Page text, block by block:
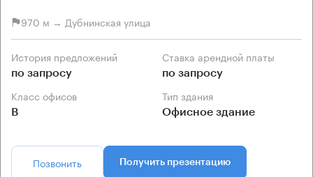
970 м → Дубнинская улица
История предложений
по запросу
Ставка арендной платы
по запросу
Класс офисов
B
Тип здания
Офисное здание
Позвонить Получить презентацию